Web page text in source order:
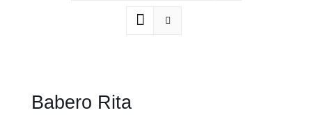
Tienda
Babero Rita